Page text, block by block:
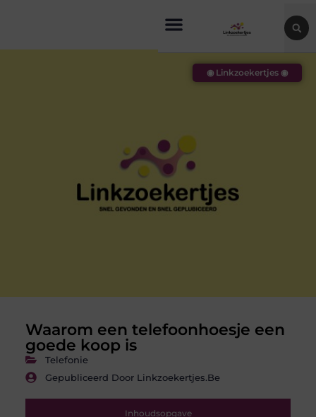
Waarom een telefoonhoesje een
goede koop is
Telefonie
Gepubliceerd Door Linkzoekertjes.be
Inhoudsopgave
◉ Linkzoekertjes ◉